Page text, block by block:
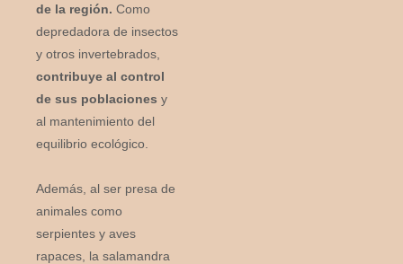
de la región. Como
depredadora de insectos
y otros invertebrados,
contribuye al control
de sus poblaciones y
al mantenimiento del
equilibrio ecológico.
Además, al ser presa de
animales como
serpientes y aves
rapaces, la salamandra